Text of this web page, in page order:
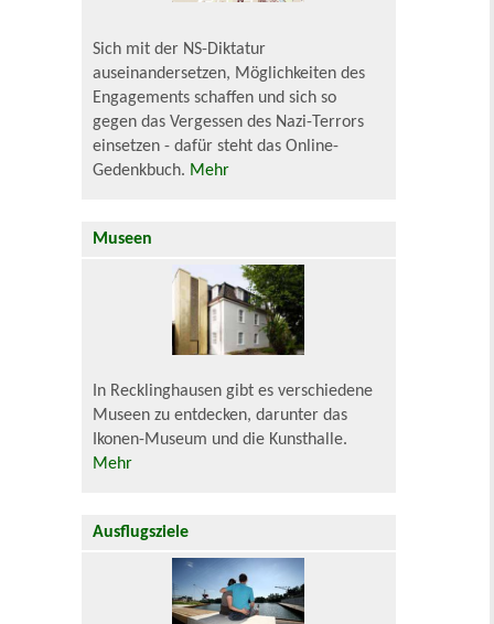
Sich mit der NS-Diktatur
auseinandersetzen, Möglichkeiten des
Engagements schaffen und sich so
gegen das Vergessen des Nazi-Terrors
einsetzen - dafür steht das Online-
Gedenkbuch. Mehr
Museen
In Recklinghausen gibt es verschiedene
Museen zu entdecken, darunter das
Ikonen-Museum und die Kunsthalle.
Mehr
Ausflugsziele